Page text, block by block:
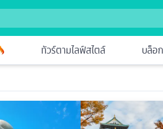
ทัวร์ตามไลฟ์สไตล์ บล็อ